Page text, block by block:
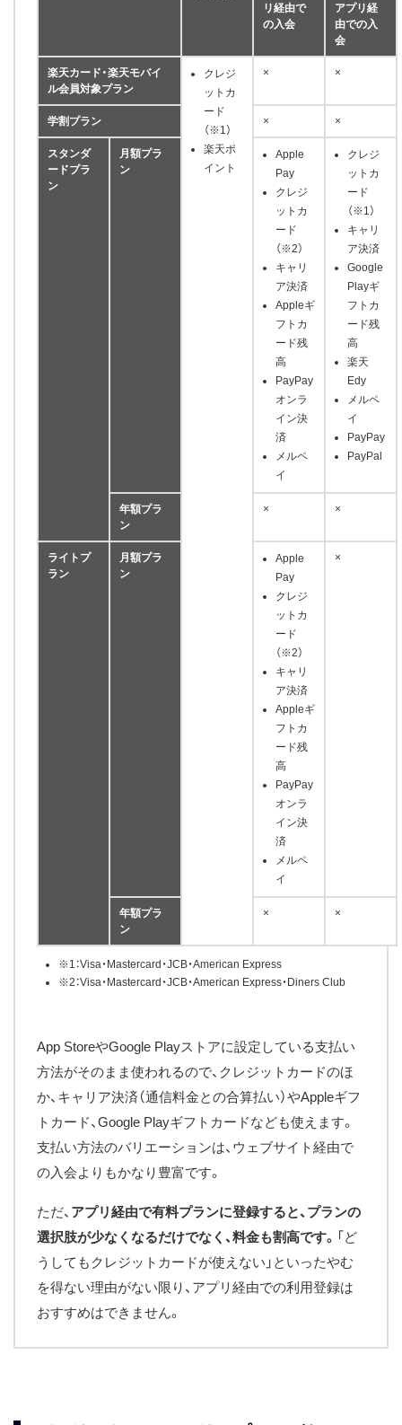
リ経由で
の入会
アプリ経
由での入
会
楽天カード・楽天モバイ
ル会員対象プラン
クレジ
ットカ
ード
（※1）
楽天ポ
イント
× ×
学割プラン × ×
スタンダ
ードプラ
ン
月額プラ
ン
Apple
Pay
クレジ
ットカ
ード
（※2）
キャリ
ア決済
Appleギ
フトカ
ード残
高
PayPay
オンラ
イン決
済
メルペ
イ
クレジ
ットカ
ード
（※1）
キャリ
ア決済
Google
Playギ
フトカ
ード残
高
楽天
Edy
メルペ
イ
PayPay
PayPal
年額プラ
ン
× ×
ライトプ
ラン
月額プラ
ン
Apple
Pay
クレジ
ットカ
ード
（※2）
キャリ
ア決済
Appleギ
フトカ
ード残
高
PayPay
オンラ
イン決
済
メルペ
イ
×
年額プラ
ン
× ×
※1：Visa・Mastercard・JCB・American Express
※2：Visa・Mastercard・JCB・American Express・Diners Club
App StoreやGoogle Playストアに設定している支払い
方法がそのまま使われるので、クレジットカードのほ
か、キャリア決済（通信料金との合算払い）やAppleギフ
トカード、Google Playギフトカードなども使えます。
支払い方法のバリエーションは、ウェブサイト経由で
の入会よりもかなり豊富です。
ただ、 アプリ経由で有料プランに登録すると、プランの
選択肢が少なくなるだけでなく、料金も割高です。 「ど
うしてもクレジットカードが使えない」といったやむ
を得ない理由がない限り、アプリ経由での利用登録は
おすすめはできません。